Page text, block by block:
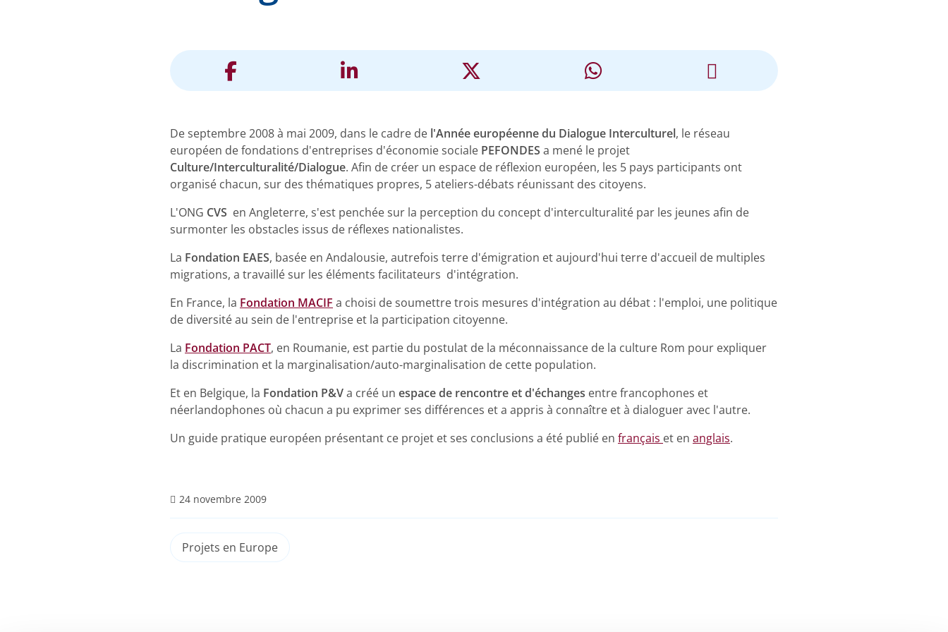
De septembre 2008 à mai 2009, dans le cadre de l'Année européenne du Dialogue Interculturel, le réseau
européen de fondations d'entreprises d'économie sociale PEFONDES a mené le projet
Culture/Interculturalité/Dialogue. Afin de créer un espace de réflexion européen, les 5 pays participants ont
organisé chacun, sur des thématiques propres, 5 ateliers-débats réunissant des citoyens.
L'ONG CVS en Angleterre, s'est penchée sur la perception du concept d'interculturalité par les jeunes afin de
surmonter les obstacles issus de réflexes nationalistes.
La Fondation EAES, basée en Andalousie, autrefois terre d'émigration et aujourd'hui terre d'accueil de multiples
migrations, a travaillé sur les éléments facilitateurs d'intégration.
En France, la Fondation MACIF a choisi de soumettre trois mesures d'intégration au débat : l'emploi, une politique
de diversité au sein de l'entreprise et la participation citoyenne.
La Fondation PACT, en Roumanie, est partie du postulat de la méconnaissance de la culture Rom pour expliquer
la discrimination et la marginalisation/auto-marginalisation de cette population.
Et en Belgique, la Fondation P&Va créé un espace de rencontre et d'échanges entre francophones et
néerlandophones où chacun a pu exprimer ses différences et a appris à connaître et à dialoguer avec l'autre.
Un guide pratique européen présentant ce projet et ses conclusions a été publié en français et en anglais.
24 novembre 2009
Projets en Europe